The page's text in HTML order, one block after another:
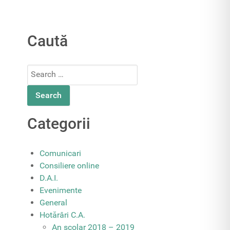
Caută
Search
Categorii
Comunicari
Consiliere online
D.A.I.
Evenimente
General
Hotărâri C.A.
An școlar 2018 – 2019